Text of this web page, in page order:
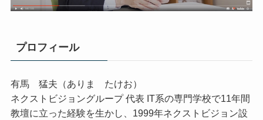
プロフィール
有馬 猛夫（ありま たけお）
ネクストビジョングループ 代表 IT系の専門学校で11年間
教壇に立った経験を生かし、1999年ネクストビジョン設